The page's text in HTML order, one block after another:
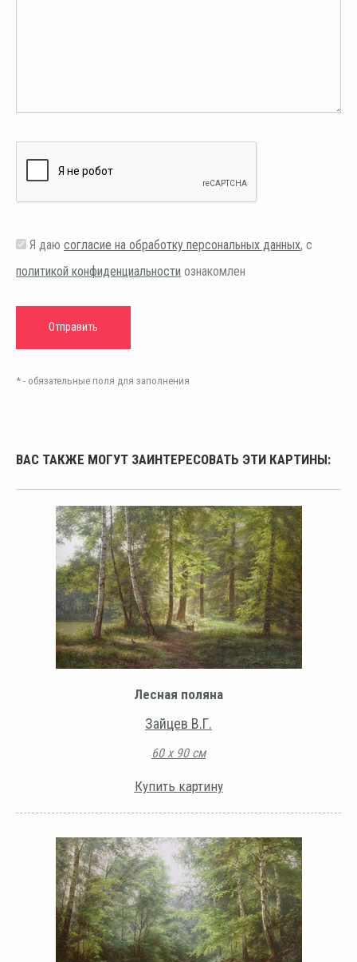
Я даю согласие на обработку персональных данных, с
политикой конфиденциальности ознакомлен
* - обязательные поля для заполнения
ВАС ТАКЖЕ МОГУТ ЗАИНТЕРЕСОВАТЬ ЭТИ КАРТИНЫ:
Лесная поляна
Зайцев В.Г.
60 х 90 см
Купить картину